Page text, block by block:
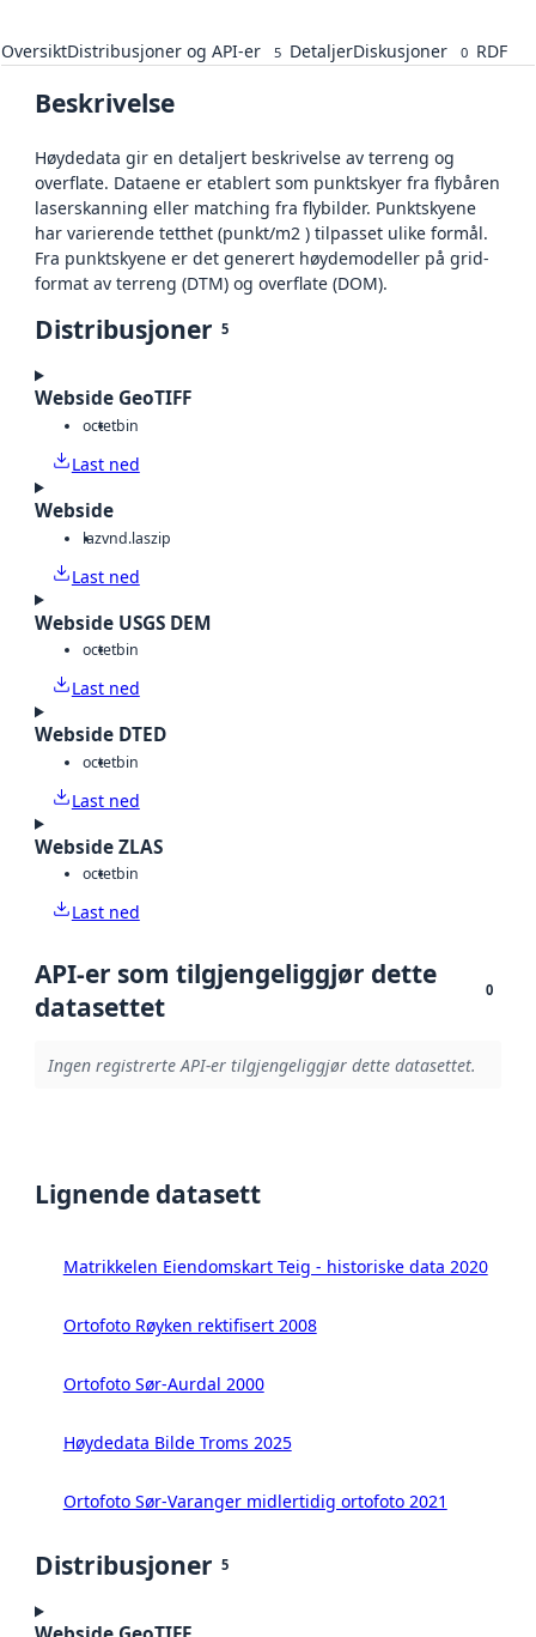
OversiktDistribusjoner og API-er 5 DetaljerDiskusjoner 0 RDF
Beskrivelse
Høydedata gir en detaljert beskrivelse av terreng og
overflate. Dataene er etablert som punktskyer fra flybåren
laserskanning eller matching fra flybilder. Punktskyene
har varierende tetthet (punkt/m2 ) tilpasset ulike formål.
Fra punktskyene er det generert høydemodeller på grid-
format av terreng (DTM) og overflate (DOM).
Distribusjoner 5
Webside GeoTIFF
octetbin
Last ned
Webside
lazvnd.laszip
Last ned
Webside USGS DEM
octetbin
Last ned
Webside DTED
octetbin
Last ned
Webside ZLAS
octetbin
Last ned
API-er som tilgjengeliggjør dette
datasettet
0
Ingen registrerte API-er tilgjengeliggjør dette datasettet.
Lignende datasett
Matrikkelen Eiendomskart Teig - historiske data 2020
Ortofoto Røyken rektifisert 2008
Ortofoto Sør-Aurdal 2000
Høydedata Bilde Troms 2025
Ortofoto Sør-Varanger midlertidig ortofoto 2021
Distribusjoner 5